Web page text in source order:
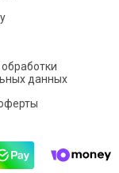
данных